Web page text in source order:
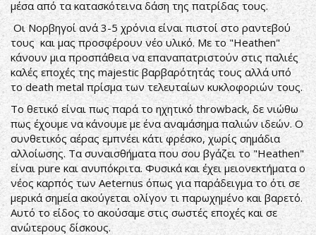
μέσα από τα κατασκότεινα δάση της πατρίδας τους.
Οι Νορβηγοί ανά 3-5 χρόνια είναι πιστοί στο ραντεβού
τους και μας προσφέρουν νέο υλικό. Με το "Heathen"
κάνουν μια προσπάθεια να επαναπατριστούν στις παλιές
καλές εποχές της majestic βαρβαρότητάς τους αλλά υπό
το death metal πρίσμα των τελευταίων κυκλοφοριών τους.
Το θετικό είναι πως παρά το ηχητικό throwback, δε νιώθω
πως έχουμε να κάνουμε με ένα αναμάσημα παλιών ιδεών. Ο
συνθετικός αέρας εμπνέει κάτι φρέσκο, χωρίς σημάδια
αλλοίωσης. Τα συναισθήματα που σου βγάζει το "Heathen"
είναι pure και ανυπόκριτα. Φυσικά και έχει μειονεκτήματα ο
νέος καρπός των Aeternus όπως για παράδειγμα το ότι σε
μερικά σημεία ακούγεται ολίγον τι παρωχημένο και βαρετό.
Αυτό το είδος το ακούσαμε στις σωστές εποχές και σε
ανώτερους δίσκους.